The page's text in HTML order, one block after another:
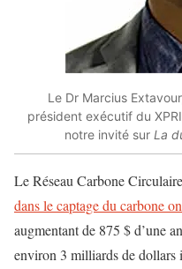
Le Dr Marcius
président exécutif du
notre invité sur La
Le Réseau Carbone
dans le captage du carbone
augmentant de 875 $ d’une
environ 3 milliards de dollars